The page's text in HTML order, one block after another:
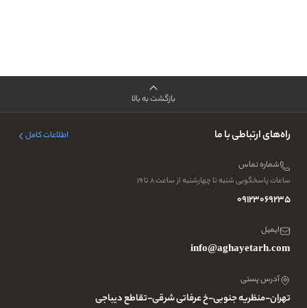
بازگشت به بالا
راه‌های ارتباطی با ما اطلاعات کامل
شماره تماس
ساعات پاسخگویی شنبه تا چهارشنبه از ساعت ۸ تا ۱۹
09123069235
ایمیل
info@aghayetarh.com
آدرس پستی
تهران-منظریه جنوبی-خ عرفاتی شرقی-تقاطع دیباجی